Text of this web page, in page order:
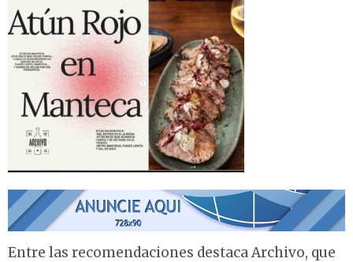
Entre las recomendaciones destaca Archivo, que